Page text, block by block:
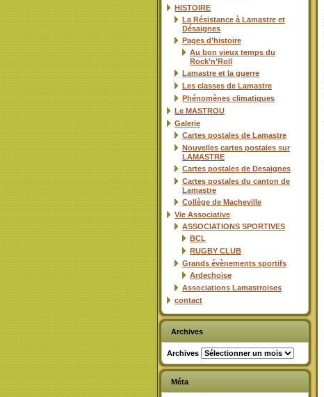
HISTOIRE
La Résistance à Lamastre et
Désaignes
Pages d’histoire
Au bon vieux temps du
Rock’n’Roll
Lamastre et la guerre
Les classes de Lamastre
Phénomènes climatiques
Le MASTROU
Galerie
Cartes postales de Lamastre
Nouvelles cartes postales sur
LAMASTRE
Cartes postales de Desaignes
Cartes postales du canton de
Lamastre
Collège de Macheville
Vie Associative
ASSOCIATIONS SPORTIVES
BCL
RUGBY CLUB
Grands évènements sportifs
Ardechoise
Associations Lamastroises
contact
Archives
Archives
Méta